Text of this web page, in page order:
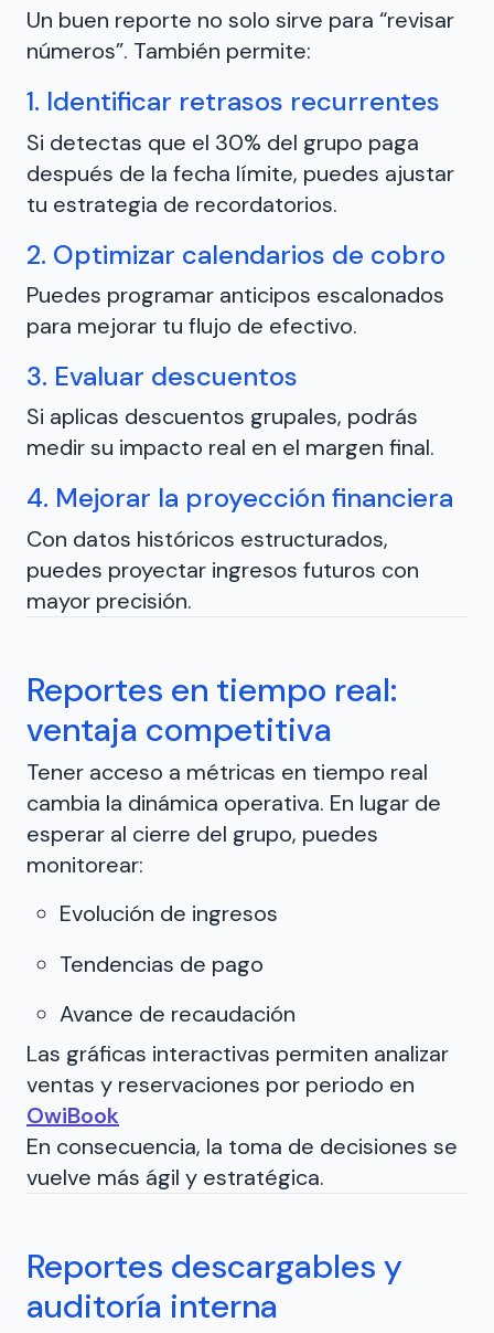
Un buen reporte no solo sirve para “revisar
números”. También permite:
1. Identificar retrasos recurrentes
Si detectas que el 30% del grupo paga
después de la fecha límite, puedes ajustar
tu estrategia de recordatorios.
2. Optimizar calendarios de cobro
Puedes programar anticipos escalonados
para mejorar tu flujo de efectivo.
3. Evaluar descuentos
Si aplicas descuentos grupales, podrás
medir su impacto real en el margen final.
4. Mejorar la proyección financiera
Con datos históricos estructurados,
puedes proyectar ingresos futuros con
mayor precisión.
Reportes en tiempo real:
ventaja competitiva
Tener acceso a métricas en tiempo real
cambia la dinámica operativa. En lugar de
esperar al cierre del grupo, puedes
monitorear:
Evolución de ingresos
Tendencias de pago
Avance de recaudación
Las gráficas interactivas permiten analizar
ventas y reservaciones por periodo en
OwiBook
En consecuencia, la toma de decisiones se
vuelve más ágil y estratégica.
Reportes descargables y
auditoría interna